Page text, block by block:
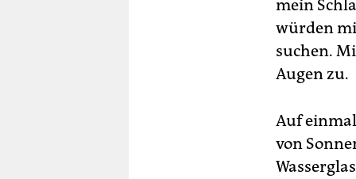
mein
würden
suchen.
Augen zu.
Auf
von